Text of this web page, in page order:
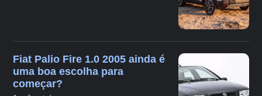
Fiat Palio Fire 1.0 2005 ainda é
uma boa escolha para
começar?